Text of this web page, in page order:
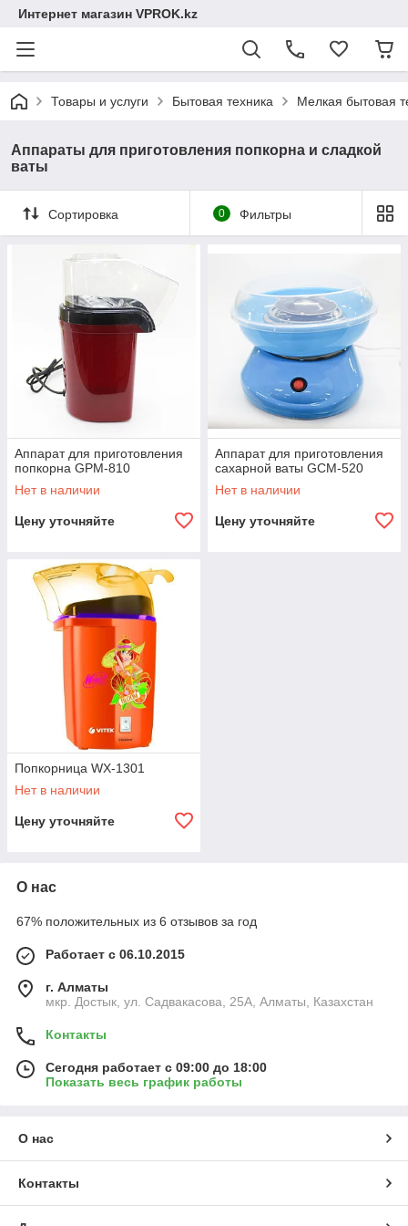
Интернет магазин VPROK.kz
Товары и услуги Бытовая техника Мелкая бытовая
Аппараты для приготовления попкорна и сладкой
ваты
Сортировка 0 Фильтры
Аппарат для приготовления
попкорна GPM-810
Нет в наличии
Цену уточняйте
Аппарат для приготовления
сахарной ваты GCM-520
Нет в наличии
Цену уточняйте
Попкорница WX-1301
Нет в наличии
Цену уточняйте
О нас
67% положительных из 6 отзывов за год
Работает с 06.10.2015
г. Алматы
мкр. Достык, ул. Садвакасова, 25А, Алматы, Казахстан
Контакты
Сегодня работает с 09:00 до 18:00
Показать весь график работы
О нас
Контакты